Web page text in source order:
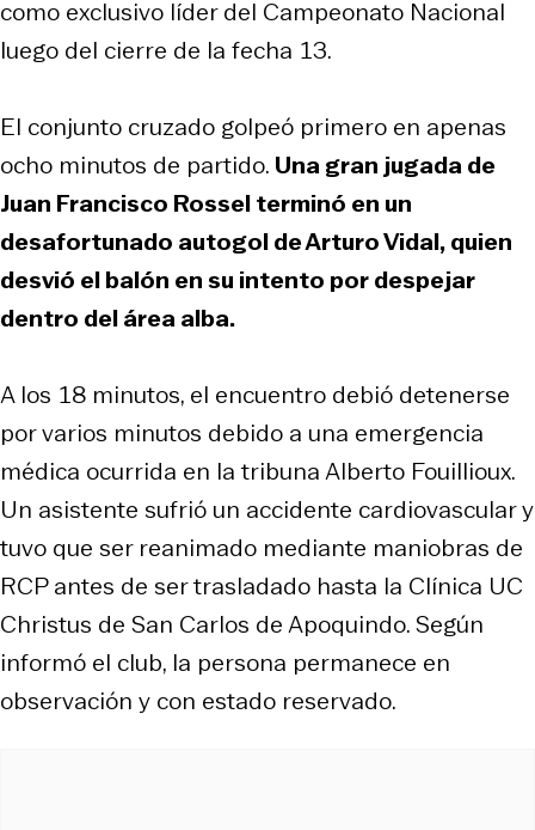
como exclusivo líder del Campeonato Nacional
luego del cierre de la fecha 13.
El conjunto cruzado golpeó primero en apenas
ocho minutos de partido. Una gran jugada de
Juan Francisco Rossel terminó en un
desafortunado autogol de Arturo Vidal, quien
desvió el balón en su intento por despejar
dentro del área alba.
A los 18 minutos, el encuentro debió detenerse
por varios minutos debido a una emergencia
médica ocurrida en la tribuna Alberto Fouillioux.
Un asistente sufrió un accidente cardiovascular y
tuvo que ser reanimado mediante maniobras de
RCP antes de ser trasladado hasta la Clínica UC
Christus de San Carlos de Apoquindo. Según
informó el club, la persona permanece en
observación y con estado reservado.